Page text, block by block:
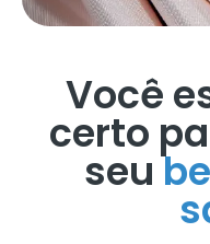
Você
certo
seu